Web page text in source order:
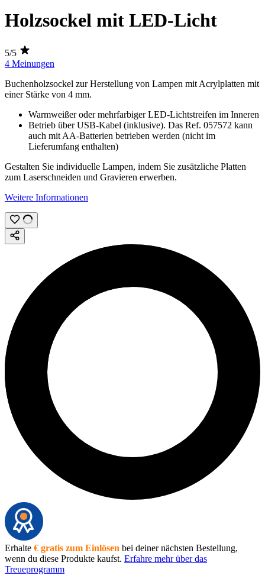
Holzsockel mit LED-Licht
5/5
4 Meinungen
Buchenholzsockel zur Herstellung von Lampen mit Acrylplatten mit
einer Stärke von 4 mm.
Warmweißer oder mehrfarbiger LED-Lichtstreifen im Inneren
Betrieb über USB-Kabel (inklusive). Das Ref. 057572 kann
auch mit AA-Batterien betrieben werden (nicht im
Lieferumfang enthalten)
Gestalten Sie individuelle Lampen, indem Sie zusätzliche Platten
zum Laserschneiden und Gravieren erwerben.
Weitere Informationen
Erhalte € gratis zum Einlösen bei deiner nächsten Bestellung,
wenn du diese Produkte kaufst. Erfahre mehr über das
Treueprogramm